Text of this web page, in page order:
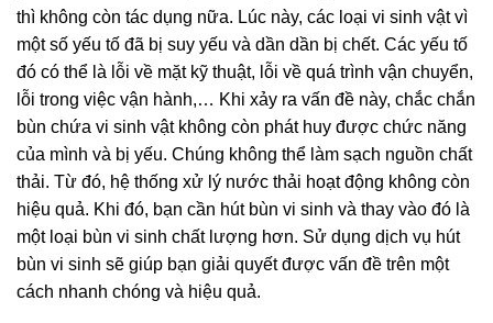
thì không còn tác dụng nữa. Lúc này, các loại vi sinh vật vì
một số yếu tố đã bị suy yếu và dần dần bị chết. Các yếu tố
đó có thể là lỗi về mặt kỹ thuật, lỗi về quá trình vận chuyển,
lỗi trong việc vận hành,… Khi xảy ra vấn đề này, chắc chắn
bùn chứa vi sinh vật không còn phát huy được chức năng
của mình và bị yếu. Chúng không thể làm sạch nguồn chất
thải. Từ đó, hệ thống xử lý nước thải hoạt động không còn
hiệu quả. Khi đó, bạn cần hút bùn vi sinh và thay vào đó là
một loại bùn vi sinh chất lượng hơn. Sử dụng dịch vụ hút
bùn vi sinh sẽ giúp bạn giải quyết được vấn đề trên một
cách nhanh chóng và hiệu quả.